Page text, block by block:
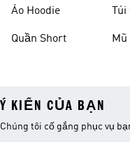
Áo Hoodie
Quần Short
Ý KIẾN CỦA BẠN
Chúng tôi cố gắng phục vụ